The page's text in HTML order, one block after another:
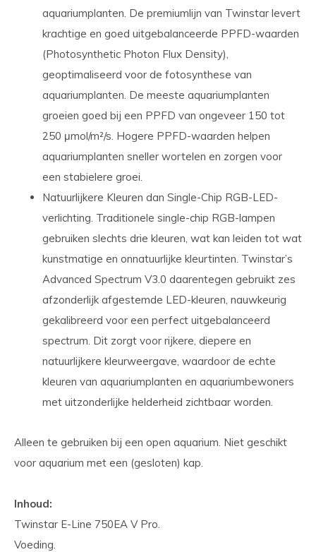
aquariumplanten. De premiumlijn van Twinstar levert
krachtige en goed uitgebalanceerde PPFD-waarden
(Photosynthetic Photon Flux Density),
geoptimaliseerd voor de fotosynthese van
aquariumplanten. De meeste aquariumplanten
groeien goed bij een PPFD van ongeveer 150 tot
250 μmol/m²/s. Hogere PPFD-waarden helpen
aquariumplanten sneller wortelen en zorgen voor
een stabielere groei.
Natuurlijkere Kleuren dan Single-Chip RGB-LED-
verlichting. Traditionele single-chip RGB-lampen
gebruiken slechts drie kleuren, wat kan leiden tot wat
kunstmatige en onnatuurlijke kleurtinten. Twinstar’s
Advanced Spectrum V3.0 daarentegen gebruikt zes
afzonderlijk afgestemde LED-kleuren, nauwkeurig
gekalibreerd voor een perfect uitgebalanceerd
spectrum. Dit zorgt voor rijkere, diepere en
natuurlijkere kleurweergave, waardoor de echte
kleuren van aquariumplanten en aquariumbewoners
met uitzonderlijke helderheid zichtbaar worden.
Alleen te gebruiken bij een open aquarium. Niet geschikt
voor aquarium met een (gesloten) kap.
Inhoud:
Twinstar E-Line 750EA V Pro.
Voeding.